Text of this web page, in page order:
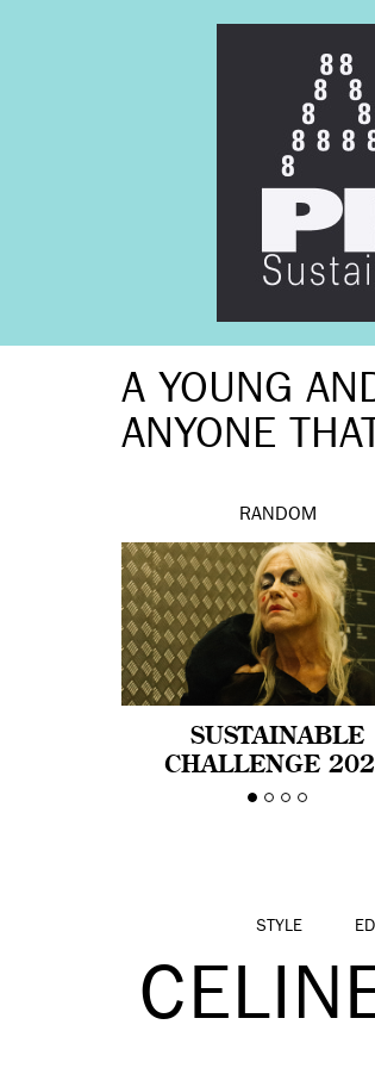
A YOUNG
ANYONE THAT
RANDOM
SUSTAINABLE
CHALLENGE
CELEBRA LA
STYLE